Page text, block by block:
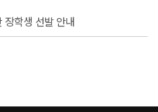
장학생 선발 안내